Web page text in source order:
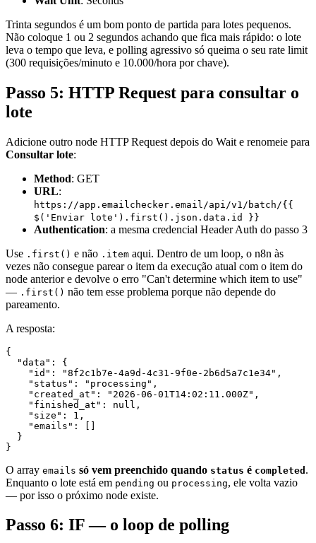
Trinta segundos é um bom ponto de partida para lotes pequenos.
Não coloque 1 ou 2 segundos achando que fica mais rápido: o lote
leva o tempo que leva, e polling agressivo só queima o seu rate limit
(300 requisições/minuto e 10.000/hora por chave).
Passo 5: HTTP Request para consultar o
lote
Adicione outro node HTTP Request depois do Wait e renomeie para
Consultar lote:
Method: GET
URL:
https://app.emailchecker.email/api/v1/batch/{{
$('Enviar lote').first().json.data.id }}
Authentication: a mesma credencial Header Auth do passo 3
Use .first() e não .item aqui. Dentro de um loop, o n8n às
vezes não consegue parear o item da execução atual com o item do
node anterior e devolve o erro "Can't determine which item to use"
— .first() não tem esse problema porque não depende do
pareamento.
A resposta:
{
  "data": {
    "id": "8f2c1b7e-4a9d-4c31-9f0e-2b6d5a7c1e34",
    "status": "processing",
    "created_at": "2026-06-01T14:02:11.000Z",
    "finished_at": null,
    "size": 1,
    "emails": []
  }
O array emails só vem preenchido quando status é completed .
Enquanto o lote está em pending ou processing, ele volta vazio
— por isso o próximo node existe.
Passo 6: IF — o loop de polling